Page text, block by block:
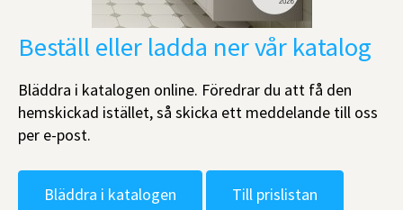
Beställ eller ladda ner vår katalog
Bläddra i katalogen online. Föredrar du att få den
hemskickad istället, så skicka ett meddelande till oss
per e-post.
Bläddra i katalogen Till prislistan